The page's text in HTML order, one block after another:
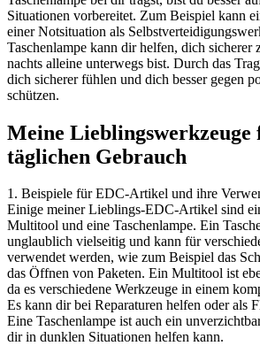
Situationen vorbereitet. Zum Beispiel kann
einer Notsituation als
Taschenlampe kann dir helfen, dich sicherer
nachts alleine unterwegs bist. Durch das
dich sicherer fühlen und dich besser gegen
schützen.
Meine Lieblingswerkzeuge
täglichen Gebrauch
1. Beispiele für EDC-Artikel und ihre
Einige meiner Lieblings-EDC-Artikel sind
Multitool und eine Taschenlampe. Ein
unglaublich vielseitig und kann für
verwendet werden, wie zum Beispiel das
das Öffnen von Paketen. Ein Multitool ist
da es verschiedene Werkzeuge in einem
Es kann dir bei Reparaturen helfen oder als
Eine Taschenlampe ist auch ein
dir in dunklen Situationen helfen kann.